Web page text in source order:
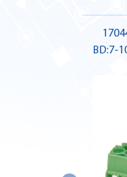
BD:7-